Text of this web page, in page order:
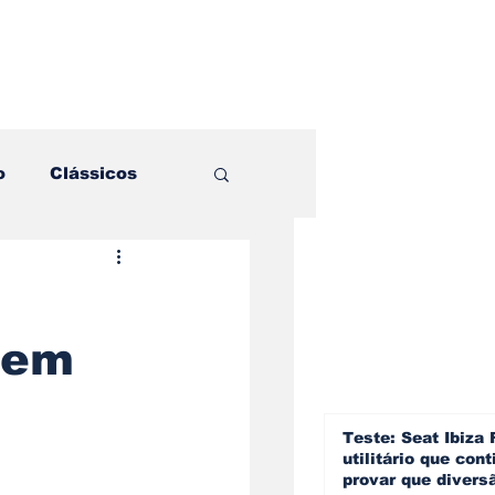
Clássicos
e Comparativos
Teste: Seat Ibiza
utilitário que
provar que